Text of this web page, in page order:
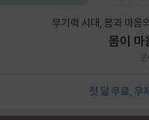
무기력 시대, 몸과 마음
몸이 마
첫 달 무료, 무